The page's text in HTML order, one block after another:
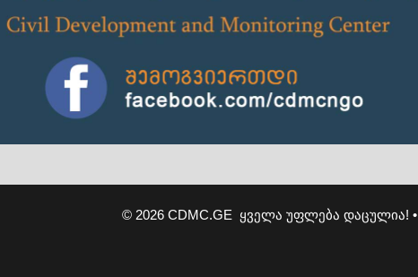
© 2026 CDMC.GE ყველა უფლება დაცულია! •